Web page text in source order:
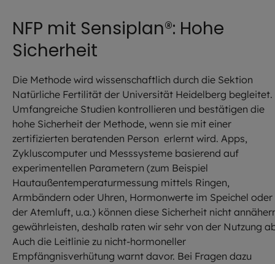
NFP mit Sensiplan®: Hohe
Sicherheit
Die Methode wird wissenschaftlich durch die Sektion
Natürliche Fertilität der Universität Heidelberg begleitet.
Umfangreiche Studien kontrollieren und bestätigen die
hohe Sicherheit der Methode, wenn sie mit einer
zertifizierten beratenden Person erlernt wird. Apps,
Zykluscomputer und Messsysteme basierend auf
experimentellen Parametern (zum Beispiel
Hautaußentemperaturmessung mittels Ringen,
Armbändern oder Uhren, Hormonwerte im Speichel oder
der Atemluft, u.a.) können diese Sicherheit nicht
gewährleisten, deshalb raten wir sehr von der Nutzung
Auch die Leitlinie zu nicht-hormoneller
Empfängnisverhütung warnt davor. Bei Fragen dazu